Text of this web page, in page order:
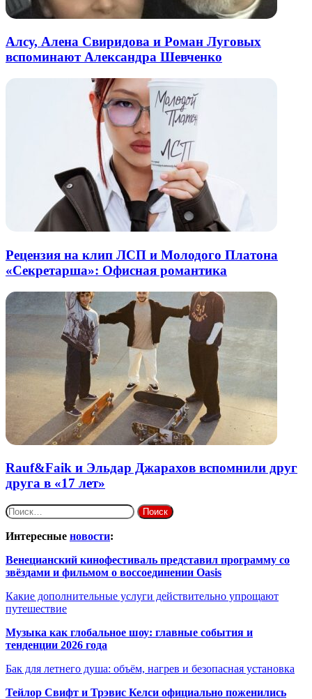
Алсу, Алена Свиридова и Роман Луговых
вспоминают Александра Шевченко
Рецензия на клип ЛСП и Молодого Платона
«Секретарша»: Офисная романтика
Rauf&Faik и Эльдар Джарахов вспомнили друг
друга в «17 лет»
Найти:
Интересные новости:
Венецианский кинофестиваль представил программу со
звёздами и фильмом о воссоединении Oasis
Какие дополнительные услуги действительно упрощают
путешествие
Музыка как глобальное шоу: главные события и
тенденции 2026 года
Бак для летнего душа: объём, нагрев и безопасная установка
Тейлор Свифт и Трэвис Келси официально поженились